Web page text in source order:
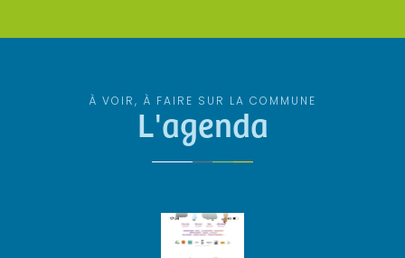
À VOIR, À FAIRE SUR LA COMMUNE
L'agenda